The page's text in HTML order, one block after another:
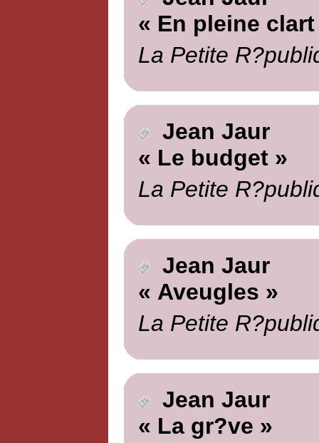
« En pleine clart
La Petite
Jean Jaur
« Le budget »
La Petite
Jean Jaur
« Aveugles »
La Petite
Jean Jaur
« La gr?ve »